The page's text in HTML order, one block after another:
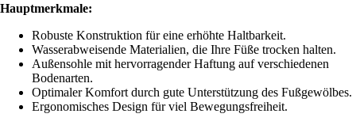
Hauptmerkmale:
Robuste Konstruktion für eine erhöhte Haltbarkeit.
Wasserabweisende Materialien, die Ihre Füße trocken halten.
Außensohle mit hervorragender Haftung auf verschiedenen
Bodenarten.
Optimaler Komfort durch gute Unterstützung des Fußgewölbes.
Ergonomisches Design für viel Bewegungsfreiheit.